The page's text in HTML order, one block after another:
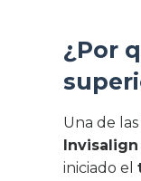
¿Por
Una de
Invisalign
iniciado el